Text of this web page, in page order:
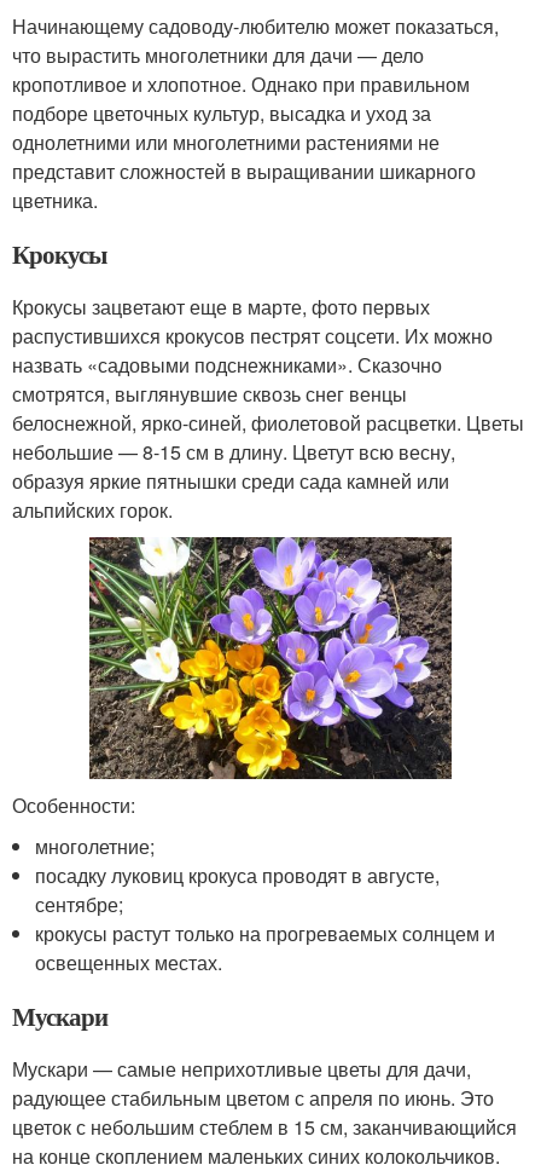
Начинающему садоводу-любителю может показаться,
что вырастить многолетники для дачи — дело
кропотливое и хлопотное. Однако при правильном
подборе цветочных культур, высадка и уход за
однолетними или многолетними растениями не
представит сложностей в выращивании шикарного
цветника.
Крокусы
Крокусы зацветают еще в марте, фото первых
распустившихся крокусов пестрят соцсети. Их можно
назвать «садовыми подснежниками». Сказочно
смотрятся, выглянувшие сквозь снег венцы
белоснежной, ярко-синей, фиолетовой расцветки. Цветы
небольшие — 8-15 см в длину. Цветут всю весну,
образуя яркие пятнышки среди сада камней или
альпийских горок.
Особенности:
многолетние;
посадку луковиц крокуса проводят в августе,
сентябре;
крокусы растут только на прогреваемых солнцем и
освещенных местах.
Мускари
Мускари — самые неприхотливые цветы для дачи,
радующее стабильным цветом с апреля по июнь. Это
цветок с небольшим стеблем в 15 см, заканчивающийся
на конце скоплением маленьких синих колокольчиков.